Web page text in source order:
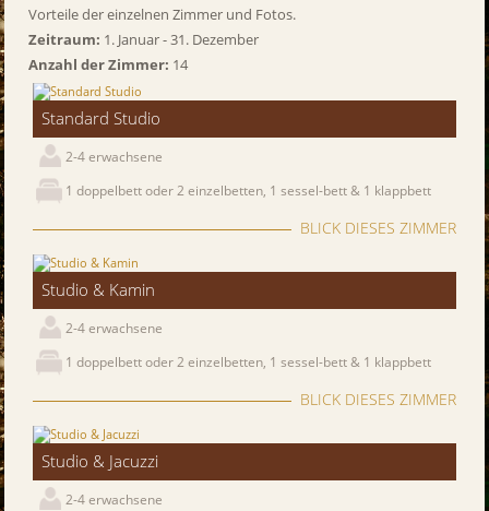
Vorteile der einzelnen Zimmer und Fotos.
Zeitraum: 1. Januar - 31. Dezember
Anzahl der Zimmer: 14
Standard Studio
2-4 erwachsene
1 doppelbett oder 2 einzelbetten, 1 sessel-bett & 1 klappbett
BLICK DIESES ZIMMER
Studio & Kamin
2-4 erwachsene
1 doppelbett oder 2 einzelbetten, 1 sessel-bett & 1 klappbett
BLICK DIESES ZIMMER
Studio & Jacuzzi
2-4 erwachsene